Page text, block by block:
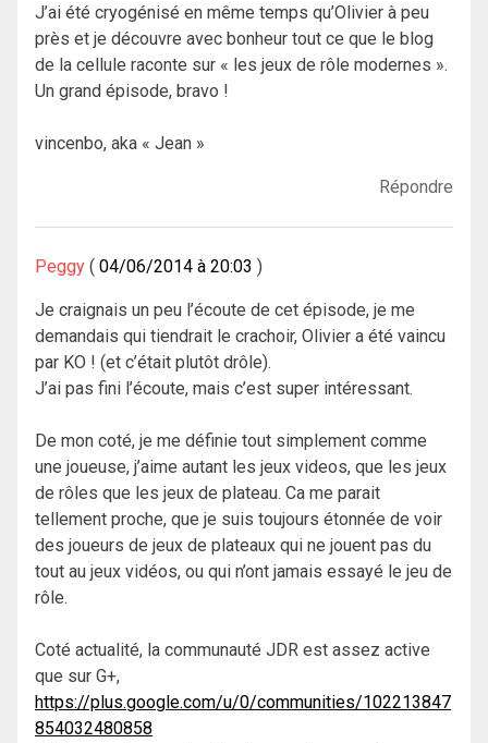
J’ai été cryogénisé en même temps qu’Olivier à peu
près et je découvre avec bonheur tout ce que le blog
de la cellule raconte sur « les jeux de rôle modernes ».
Un grand épisode, bravo !
vincenbo, aka « Jean »
Répondre
Peggy 04/06/2014 à 20:03
Je craignais un peu l’écoute de cet épisode, je me
demandais qui tiendrait le crachoir, Olivier a été vaincu
par KO ! (et c’était plutôt drôle).
J’ai pas fini l’écoute, mais c’est super intéressant.
De mon coté, je me définie tout simplement comme
une joueuse, j’aime autant les jeux videos, que les jeux
de rôles que les jeux de plateau. Ca me parait
tellement proche, que je suis toujours étonnée de voir
des joueurs de jeux de plateaux qui ne jouent pas du
tout au jeux vidéos, ou qui n’ont jamais essayé le jeu de
rôle.
Coté actualité, la communauté JDR est assez active
que sur G+,
https://plus.google.com/u/0/communities/102213847
854032480858